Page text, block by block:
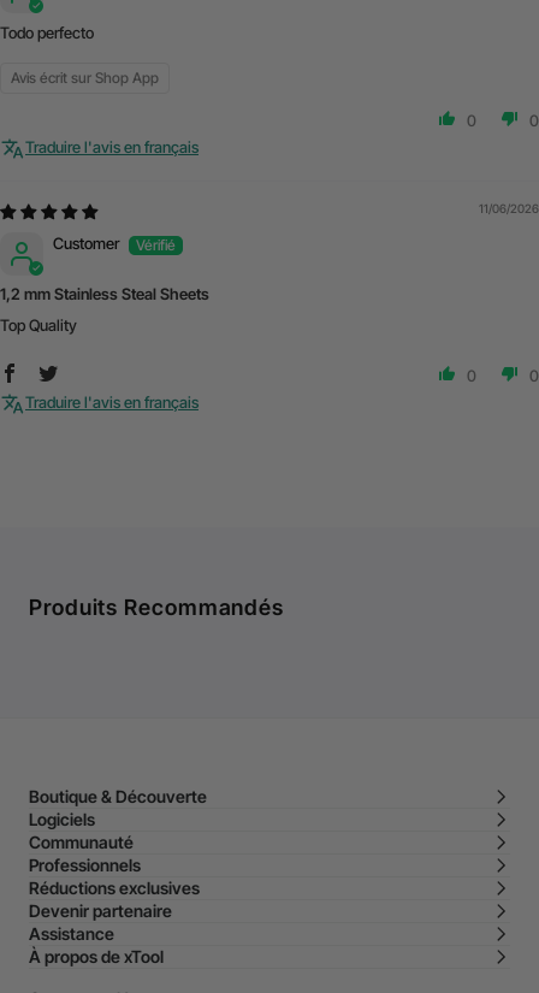
Todo perfecto
Avis écrit sur Shop App
0
0
Traduire l'avis en français
11/06/2026
Customer
1,2 mm Stainless Steal Sheets
Top Quality
0
0
Traduire l'avis en français
Produits Recommandés
Boutique & Découverte
Logiciels
Communauté
Professionnels
Réductions exclusives
Devenir partenaire
Assistance
À propos de xTool